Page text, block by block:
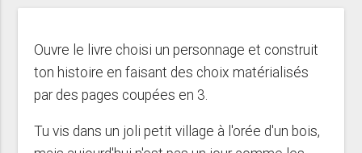
Ouvre le livre choisi un personnage et construit
ton histoire en faisant des choix matérialisés
par des pages coupées en 3.
Tu vis dans un joli petit village à l'orée d'un bois,